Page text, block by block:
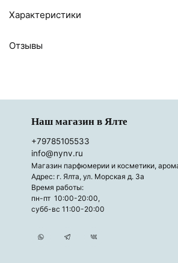
Характеристики
Отзывы
Наш магазин в Ялте
+79785105533
info@nynv.ru
Магазин парфюмерии и косметики,
Адрес: г. Ялта, ул. Морская д. 3а
Время работы:
пн-пт 10:00-20:00,
субб-вс 11:00-20:00